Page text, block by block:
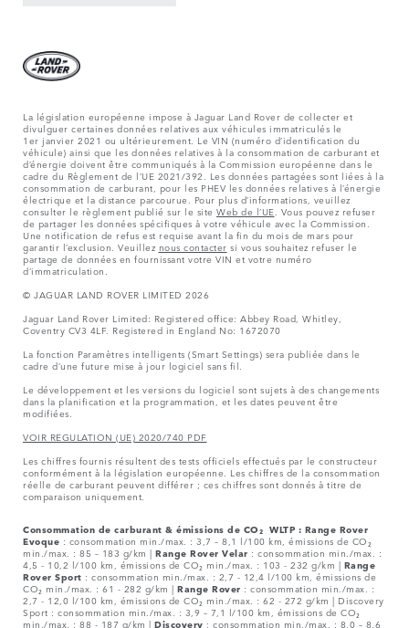
La législation européenne impose à Jaguar Land Rover de collecter et
divulguer certaines données relatives aux véhicules immatriculés le
1er janvier 2021 ou ultérieurement. Le VIN (numéro d’identification du
véhicule) ainsi que les données relatives à la consommation de carburant et
d’énergie doivent être communiqués à la Commission européenne dans le
cadre du Règlement de l’UE 2021/392. Les données partagées sont liées à la
consommation de carburant, pour les PHEV les données relatives à l’énergie
électrique et la distance parcourue. Pour plus d’informations, veuillez
consulter le règlement publié sur le site Web de l’UE . Vous pouvez refuser
de partager les données spécifiques à votre véhicule avec la Commission.
Une notification de refus est requise avant la fin du mois de mars pour
garantir l’exclusion. Veuillez nous contacter si vous souhaitez refuser le
partage de données en fournissant votre VIN et votre numéro
d’immatriculation.
© JAGUAR LAND ROVER LIMITED 2026
Jaguar Land Rover Limited: Registered office: Abbey Road, Whitley,
Coventry CV3 4LF. Registered in England No: 1672070
La fonction Paramètres intelligents (Smart Settings) sera publiée dans le
cadre d’une future mise à jour logiciel sans fil.
Le développement et les versions du logiciel sont sujets à des changements
dans la planification et la programmation, et les dates peuvent être
modifiées.
VOIR REGULATION (UE) 2020/740 PDF
Les chiffres fournis résultent des tests officiels effectués par le constructeur
conformément à la législation européenne. Les chiffres de la consommation
réelle de carburant peuvent différer ; ces chiffres sont donnés à titre de
comparaison uniquement.
Consommation de carburant & émissions de CO₂ WLTP : Range Rover
Evoque : consommation min./max. : 3,7 – 8,1 l/100 km, émissions de CO₂
min./max. : 85 – 183 g/km | Range Rover Velar : consommation min./max. :
4,5 - 10,2 l/100 km, émissions de CO₂ min./max. : 103 - 232 g/km | Range
Rover Sport : consommation min./max. : 2,7 - 12,4 l/100 km, émissions de
CO₂ min./max. : 61 - 282 g/km | Range Rover : consommation min./max. :
2,7 - 12,0 l/100 km, émissions de CO₂ min./max. : 62 - 272 g/km | Discovery
Sport : consommation min./max. : 3,9 – 7,1 l/100 km, émissions de CO₂
min./max. : 88 - 187 g/km | Discovery : consommation min./max. : 8,0 – 8,6